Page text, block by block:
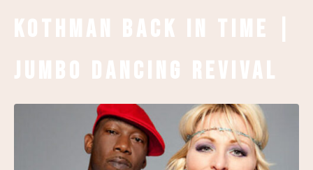
Kothman Back in Time |
Jumbo Dancing Revival